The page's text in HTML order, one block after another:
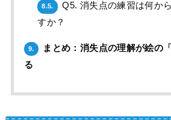
8.5.
Q5. 消失点の練習は何か
すか？
9.
まとめ：消失点の理解が絵の
る